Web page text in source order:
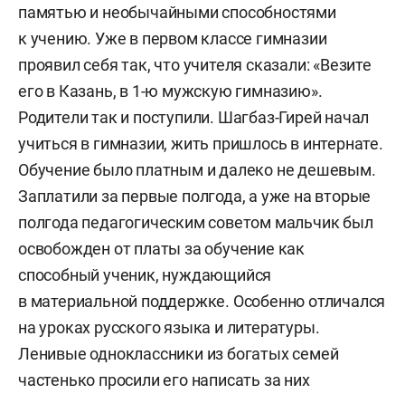
памятью и необычайными способностями
к учению. Уже в первом классе гимназии
проявил себя так, что учителя сказали: «Везите
его в Казань, в 1-ю мужскую гимназию».
Родители так и поступили. Шагбаз-Гирей начал
учиться в гимназии, жить пришлось в интернате.
Обучение было платным и далеко не дешевым.
Заплатили за первые полгода, а уже на вторые
полгода педагогическим советом мальчик был
освобожден от платы за обучение как
способный ученик, нуждающийся
в материальной поддержке. Особенно отличался
на уроках русского языка и литературы.
Ленивые одноклассники из богатых семей
частенько просили его написать за них